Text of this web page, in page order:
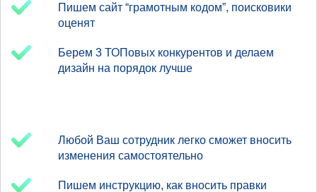
Пишем сайт “грамотным кодом”, поисковики
оценят
Берем 3 ТОПовых конкурентов и делаем
дизайн на порядок лучше
Любой Ваш сотрудник легко сможет вносить
изменения самостоятельно
Пишем инструкцию, как вносить правки